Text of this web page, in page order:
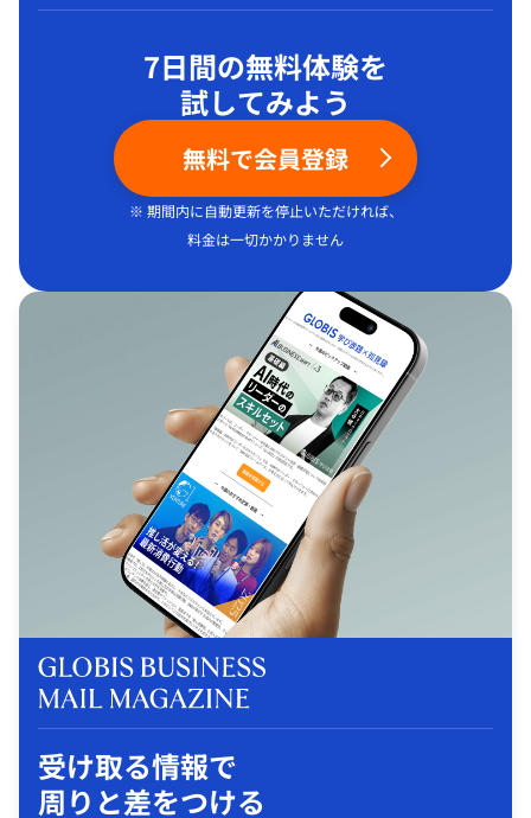
7日間の無料体験を
試してみよう
無料で会員登録
※ 期間内に自動更新を停止いただければ、
料金は一切かかりません
受け取る情報で
周りと差をつける